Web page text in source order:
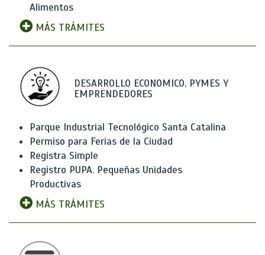
Alimentos
MÁS TRÁMITES
DESARROLLO ECONOMICO, PYMES Y
EMPRENDEDORES
Parque Industrial Tecnológico Santa Catalina
Permiso para Ferias de la Ciudad
Registra Simple
Registro PUPA. Pequeñas Unidades
Productivas
MÁS TRÁMITES